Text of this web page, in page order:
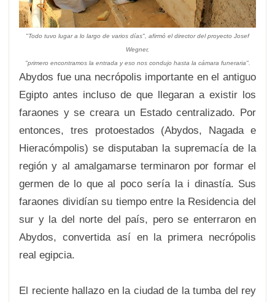
"Todo tuvo lugar a lo largo de varios días", afirmó el director del proyecto Josef
Wegner,
"primero encontramos la entrada y eso nos condujo hasta la cámara funeraria".
Abydos fue una necrópolis importante en el antiguo
Egipto antes incluso de que llegaran a existir los
faraones y se creara un Estado centralizado. Por
entonces, tres protoestados (Abydos, Nagada e
Hieracómpolis) se disputaban la supremacía de la
región y al amalgamarse terminaron por formar el
germen de lo que al poco sería la i dinastía. Sus
faraones dividían su tiempo entre la Residencia del
sur y la del norte del país, pero se enterraron en
Abydos, convertida así en la primera necrópolis
real egipcia.
El reciente hallazo en la ciudad de la tumba del rey